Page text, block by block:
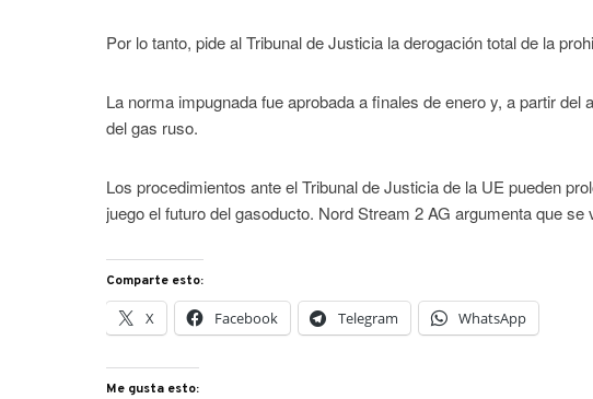
Por lo tanto, pide al Tribunal de Justicia la derogación total de la
La norma impugnada fue aprobada a finales de enero y, a partir
del gas ruso.
Los procedimientos ante el Tribunal de Justicia de la UE pueden
juego el futuro del gasoducto. Nord Stream 2 AG argumenta que
Comparte esto:
X Facebook Telegram WhatsApp
Me gusta esto: